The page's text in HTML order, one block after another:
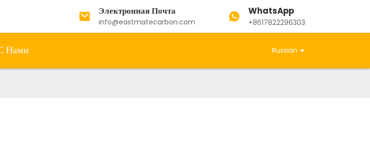
Электронная Почта
info@eastmatecarbon.com
WhatsApp
+8617822296303
Нами Russian